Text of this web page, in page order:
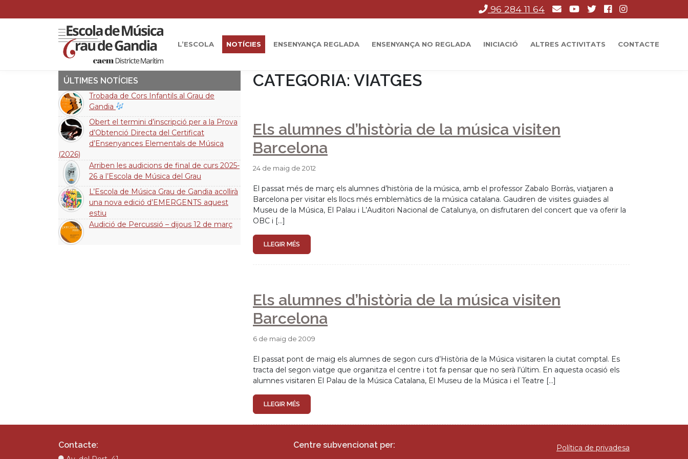
96 284 11 64
L’ESCOLA NOTÍCIES ENSENYANÇA REGLADA ENSENYANÇA NO REGLADA INICIACIÓ ALTRES ACTIVITATS CONTACTE
ÚLTIMES NOTÍCIES
Trobada de Cors Infantils al Grau de
Gandia
Obert el termini d’inscripció per a la Prova
d’Obtenció Directa del Certificat
d’Ensenyances Elementals de Música
(2026)
Arriben les audicions de final de curs 2025-
26 a l’Escola de Música del Grau
L’Escola de Música Grau de Gandia acollirà
una nova edició d’EMERGENTS aquest
estiu
Audició de Percussió – dijous 12 de març
CATEGORIA: VIATGES
Els alumnes d’història de la música visiten
Barcelona
24 de maig de 2012
El passat més de març els alumnes d’història de la música, amb el professor Zabalo Borràs, viatjaren a
Barcelona per visitar els llocs més emblemàtics de la música catalana. Gaudiren de visites guiades al
Museu de la Música, El Palau i L’Auditori Nacional de Catalunya, on disfrutaren del concert que va oferir la
OBC i […]
LLEGIR MÉS
Els alumnes d’història de la música visiten
Barcelona
6 de maig de 2009
El passat pont de maig els alumnes de segon curs d’Història de la Música visitaren la ciutat comptal. Es
tracta del segon viatge que organitza el centre i tot fa pensar que no serà l’últim. En aquesta ocasió els
alumnes visitaren El Palau de la Música Catalana, El Museu de la Música i el Teatre […]
LLEGIR MÉS
Contacte: Centre subvencionat per: Política de privadesa